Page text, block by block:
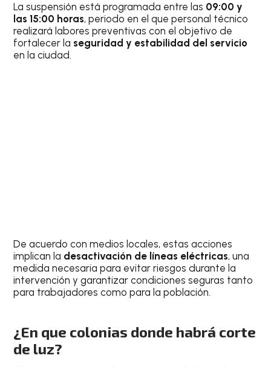
La suspensión está programada entre las 09:00 y
las 15:00 horas, periodo en el que personal técnico
realizará labores preventivas con el objetivo de
fortalecer la seguridad y estabilidad del servicio
en la ciudad.
De acuerdo con medios locales, estas acciones
implican la desactivación de líneas eléctricas, una
medida necesaria para evitar riesgos durante la
intervención y garantizar condiciones seguras tanto
para trabajadores como para la población.
¿En que colonias donde habrá corte
de luz?